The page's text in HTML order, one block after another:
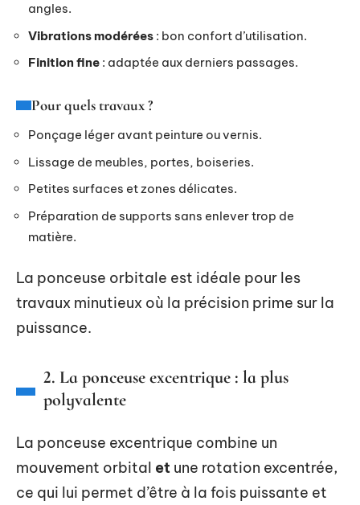
angles.
Vibrations modérées : bon confort d’utilisation.
Finition fine : adaptée aux derniers passages.
Pour quels travaux ?
Ponçage léger avant peinture ou vernis.
Lissage de meubles, portes, boiseries.
Petites surfaces et zones délicates.
Préparation de supports sans enlever trop de
matière.
La ponceuse orbitale est idéale pour les
travaux minutieux où la précision prime sur la
puissance.
2. La ponceuse excentrique : la plus
polyvalente
La ponceuse excentrique combine un
mouvement orbital et une rotation excentrée,
ce qui lui permet d’être à la fois puissante et